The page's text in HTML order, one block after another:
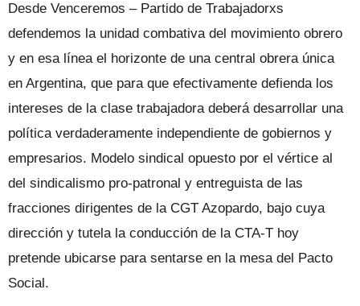
Desde Venceremos – Partido de Trabajadorxs
defendemos la unidad combativa del movimiento obrero
y en esa línea el horizonte de una central obrera única
en Argentina, que para que efectivamente defienda los
intereses de la clase trabajadora deberá desarrollar una
política verdaderamente independiente de gobiernos y
empresarios. Modelo sindical opuesto por el vértice al
del sindicalismo pro-patronal y entreguista de las
fracciones dirigentes de la CGT Azopardo, bajo cuya
dirección y tutela la conducción de la CTA-T hoy
pretende ubicarse para sentarse en la mesa del Pacto
Social.